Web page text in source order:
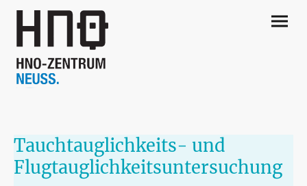
Tauchtauglichkeits- und
Flugtauglichkeitsuntersuchung